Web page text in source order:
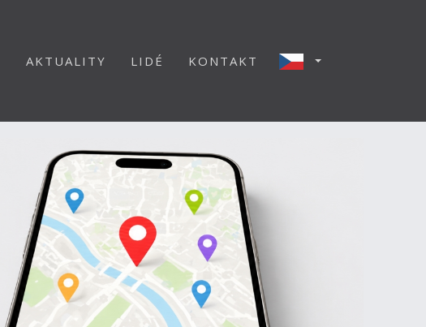
AKTUALITY LIDÉ KONTAKT